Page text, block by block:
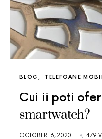
BLOG TELEFOANE
Cui ii poti
smartwatch?
OCTOBER 16, 2020 479